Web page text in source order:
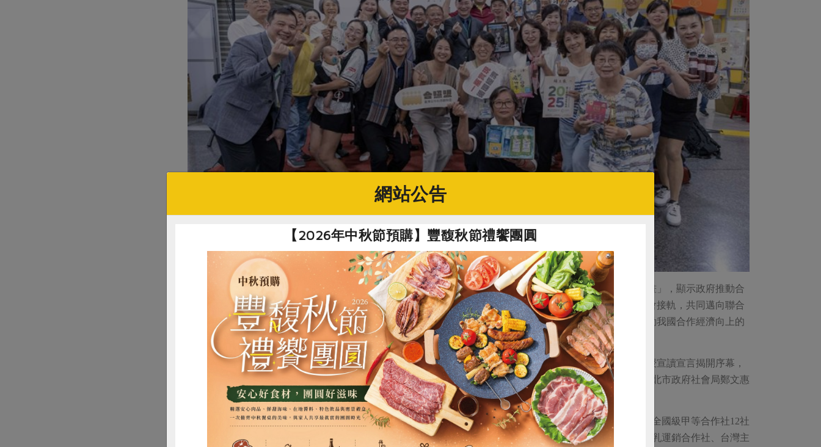
內政部「合作及人民團體司」於112年9月20日正式成立，並於今年起推動為期四年的「合作事業振興發展計畫」，顯示政府推動合
作經濟的決心。透過合作教育、理念推廣與績優合作社獎勵措施，期望讓合作事業能持續成長，並與國際社會接軌，共同邁向聯合
國永續發展目標。今年適逢聯合國大會宣布的第二個「國際合作社年」，合作事業的夥伴持續創新，成為帶動我國合作經濟向上的
典範。
大會活動安排播放「合作事業短影片徵選」得獎作品，並由逢甲大學合作經濟暨社會事業經營學系郭迪賢教授宣讀宣言揭開序幕，
「中華民國各界慶祝第103屆國際合作社節籌備委員會」陳建忠主任委員、新北市政府社會局李美珍局長及臺北市政府社會局鄭文惠
副局長亦蒞臨與會，共襄盛舉。
內政部表示，今年共有120個全國級合作社與實務人員獲獎，包括各級優等合作社87社與優等實務人員20人，全國級甲等合作社12社
與甲等實務人員1人。獲獎領域涵蓋生產、運銷、消費、勞動、運輸及長照等，除有全國知名的台灣省嘉南羊乳運銷合作社、台灣主
惜食 RPET 食譜 減硝酸鹽 雞蛋 食安 共同購買
網站公告
【2026年中秋節預購】豐馥秋節禮饗團圓